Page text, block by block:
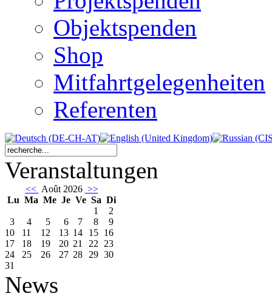
Objektspenden
Shop
Mitfahrtgelegenheiten
Referenten
Veranstaltungen
<< Août 2026 >>
Lu Ma Me Je Ve Sa Di
1
2
3
4 5 6 7 8
9
10
11 12 13 14 15 16
17
18 19 20 21 22 23
24
25 26 27 28 29 30
31
News